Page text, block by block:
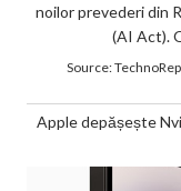
noilor prevederi din
(AI Act).
Source:
Apple depășește